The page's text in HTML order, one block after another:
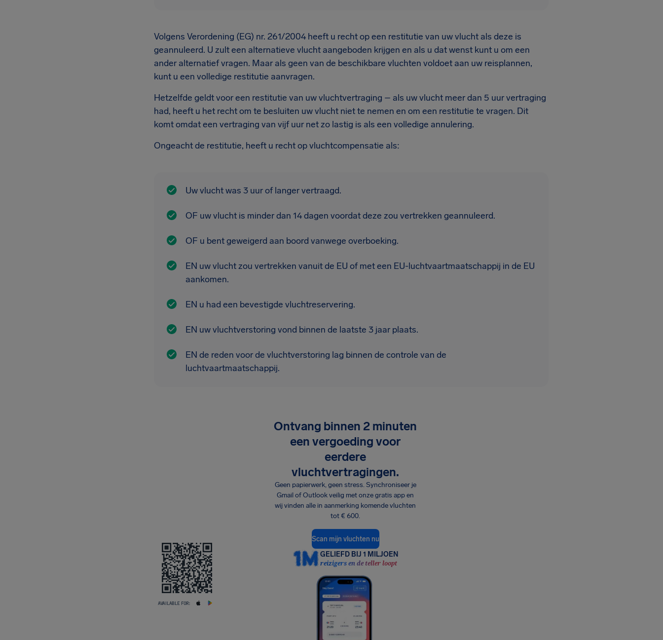
Volgens Verordening (EG) nr. 261/2004 heeft u recht op een restitutie van uw vlucht als deze is
geannuleerd. U zult een alternatieve vlucht aangeboden krijgen en als u dat wenst kunt u om een
ander alternatief vragen. Maar als geen van de beschikbare vluchten voldoet aan uw reisplannen,
kunt u een volledige restitutie aanvragen.
Hetzelfde geldt voor een restitutie van uw vluchtvertraging – als uw vlucht meer dan 5 uur vertraging
had, heeft u het recht om te besluiten uw vlucht niet te nemen en om een restitutie te vragen. Dit
komt omdat een vertraging van vijf uur net zo lastig is als een volledige annulering.
Ongeacht de restitutie, heeft u recht op vluchtcompensatie als:
Uw vlucht was 3 uur of langer vertraagd.
OF uw vlucht is minder dan 14 dagen voordat deze zou vertrekken geannuleerd.
OF u bent geweigerd aan boord vanwege overboeking.
EN uw vlucht zou vertrekken vanuit de EU of met een EU-luchtvaartmaatschappij in de EU
aankomen.
EN u had een bevestigde vluchtreservering.
EN uw vluchtverstoring vond binnen de laatste 3 jaar plaats.
EN de reden voor de vluchtverstoring lag binnen de controle van de
luchtvaartmaatschappij.
Ontvang binnen 2 minuten
een vergoeding voor
eerdere
vluchtvertragingen.
Geen papierwerk, geen stress. Synchroniseer je
Gmail of Outlook veilig met onze gratis app en
wij vinden alle in aanmerking komende vluchten
tot € 600.
Scan mijn vluchten nu
GELIEFD BIJ 1 MILJOEN
reizigers en de teller loopt
AVAILABLE FOR: